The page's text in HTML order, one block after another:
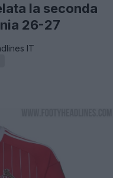
la seconda
26-27
IT